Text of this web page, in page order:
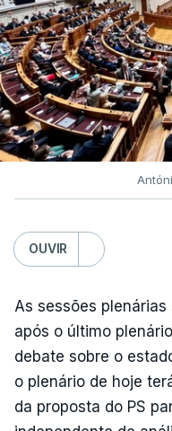
OUVIR
As sessões
após o último
debate sobre o
o plenário de hoje
da proposta do PS